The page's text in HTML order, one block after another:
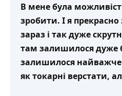
В мене була
зробити. І я
зараз і так дуже
там залишилося дуже
залишилося
як токарні верстати,